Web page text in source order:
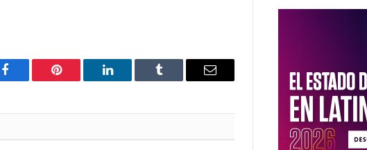
Facebook Pinterest LinkedIn Tumblr Email